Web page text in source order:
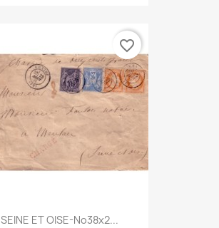
SEINE ET OISE-No38x2...
favorite_border